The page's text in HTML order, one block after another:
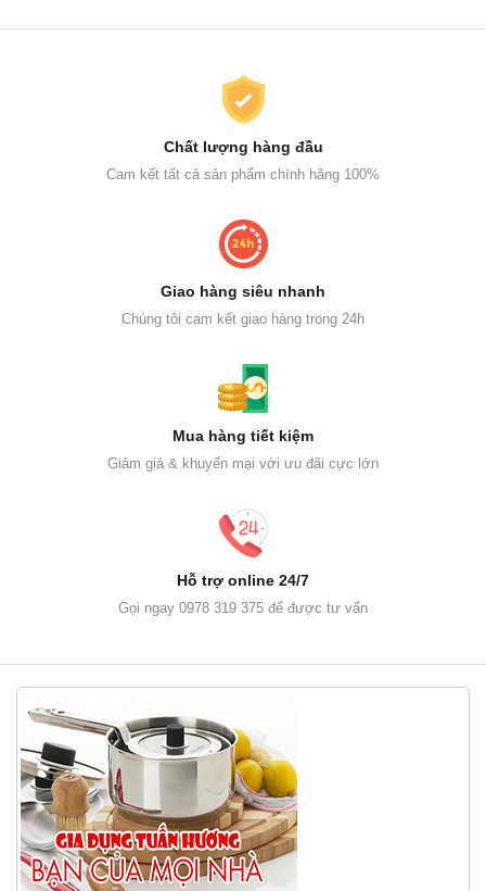
Chất lượng hàng đầu
Cam kết tất cả sản phẩm chính hãng 100%
Giao hàng siêu nhanh
Chúng tôi cam kết giao hàng trong 24h
Mua hàng tiết kiệm
Giảm giá & khuyến mại với ưu đãi cực lớn
Hỗ trợ online 24/7
Gọi ngay 0978 319 375 để được tư vấn